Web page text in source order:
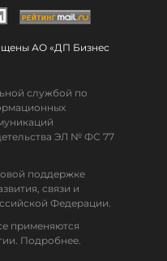
АО «ДП Бизнес
службой по
ЭЛ № ФС 77
поддержке
связи и
Федерации.
применяются
Подробнее.